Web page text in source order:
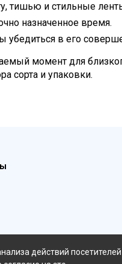
тишью и стильные
назначенное время.
убедиться в его
момент для
сорта и упаковки.
действий